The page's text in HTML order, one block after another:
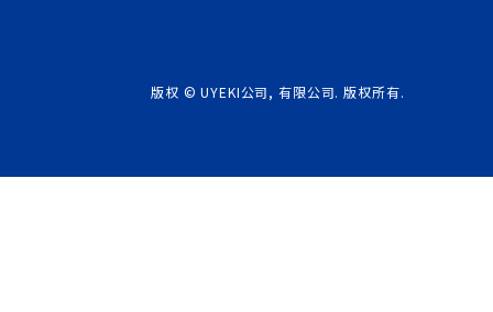
版权 © UYEKI公司, 有限公司. 版权所有.